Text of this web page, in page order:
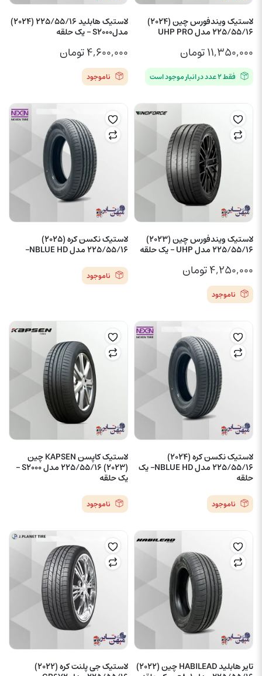
لاستیک ویندفورس چین (2024)
225/55/16 مدل UHP PRO
۱۱,۳۵۰,۰۰۰تومان
فقط ۲ عدد در انبار موجود است
لاستیک هابلید 225/55/16 (2024)
مدلS2000 – یک حلقه
۴,۶۰۰,۰۰۰تومان
ناموجود
لاستیک ویندفورس چین (2023)
225/55/16 مدل UHP – یک حلقه
۴,۲۵۰,۰۰۰تومان
ناموجود
لاستیک نکسن کره (2025)
225/55/16 مدل NBLUE HD–
ناموجود
لاستیک نکسن کره (2024)
225/55/16 مدل NBLUE HD– یک
حلقه
ناموجود
لاستیک کاپسن KAPSEN چین
(2023) 225/55/16 مدل S2000 –
یک حلقه
ناموجود
تایر هابلید HABILEAD چین (2022) لاستیک جی پلنت کره (2022)